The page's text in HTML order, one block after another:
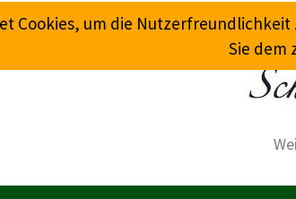
Cookies, um die
Sie dem